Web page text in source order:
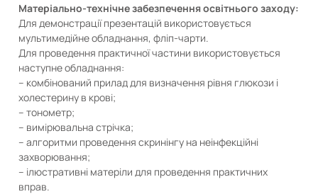
Матеріально-технічне забезпечення освітнього заходу:
Для демонстрації презентацій використовується
мультимедійне обладнання, фліп-чарти.
Для проведення практичної частини використовується
наступне обладнання:
– комбінований прилад для визначення рівня глюкози і
холестерину в крові;
– тонометр;
– вимірювальна стрічка;
– алгоритми проведення скринінгу на неінфекційні
захворювання;
– ілюстративні матеріли для проведення практичних
вправ.